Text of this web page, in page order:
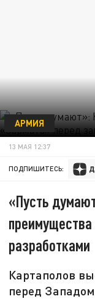
АРМИЯ
13 МАЯ 12:37
ПОДПИШИТЕСЬ:
«Пусть
разработками
Картаполов
перед